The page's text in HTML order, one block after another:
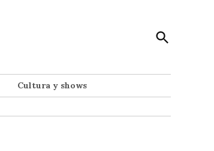
Open
Search
Cultura y shows